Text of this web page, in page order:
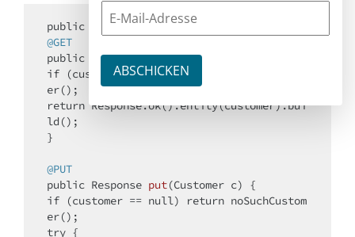
public class CustomerResource
@GET
public Response get()
if (customer == null) return
return Response.ok().entity(customer).bui
ld();
}
@PUT
public Response put(Customer c)
if (customer == null) return noSuchCustom
try {